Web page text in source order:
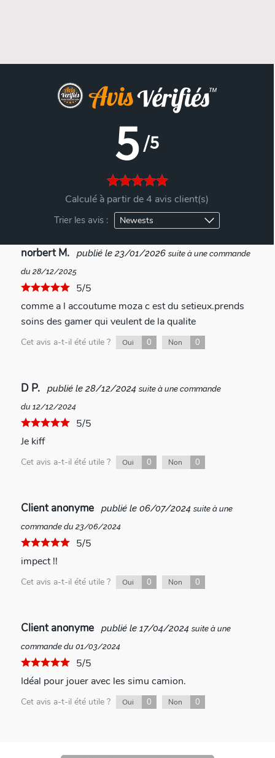
5 /5
Calculé à partir de 4 avis client(s)
Trier les avis :
norbert M. publié le 23/01/2026 suite à une commande
du 28/12/2025
5/5
comme a l accoutume moza c est du setieux.prends
soins des gamer qui veulent de la qualite
Cet avis a-t-il été utile ? Oui 0 Non 0
D P. publié le 28/12/2024 suite à une commande
du 12/12/2024
5/5
Je kiff
Cet avis a-t-il été utile ? Oui 0 Non 0
Client anonyme publié le 06/07/2024 suite à une
commande du 23/06/2024
5/5
impect !!
Cet avis a-t-il été utile ? Oui 0 Non 0
Client anonyme publié le 17/04/2024 suite à une
commande du 01/03/2024
5/5
Idéal pour jouer avec les simu camion.
Cet avis a-t-il été utile ? Oui 0 Non 0